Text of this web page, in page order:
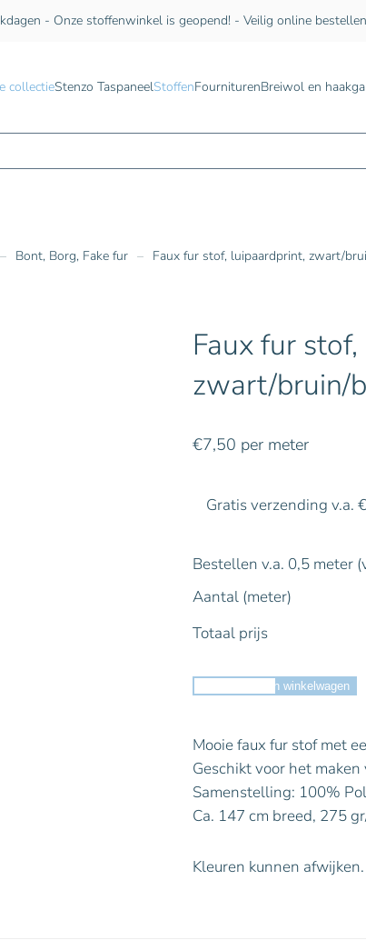
- Onze stoffenwinkel is geopend! - Veilig online bestellen
collectieStenzo TaspaneelStoffenFourniturenBreiwol en
Bont, Borg, Fake fur Faux fur stof, luipaardprint, zwart/
Faux fur
zwart/bruin/
€7,50 per meter
Gratis verzending v.a.
Bestellen v.a. 0,5 meter
Aantal (meter)
Totaal prijs
Toevoegen aan winkelwagen
Mooie faux fur stof met
Geschikt voor het
Samenstelling: 100%
Ca. 147 cm breed, 275
Kleuren kunnen afwijken.